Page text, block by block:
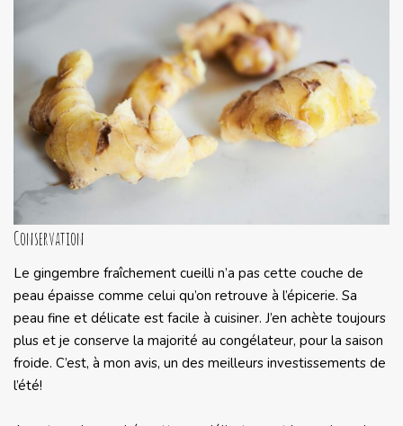
Conservation
Le gingembre fraîchement cueilli n’a pas cette couche de
peau épaisse comme celui qu’on retrouve à l’épicerie. Sa
peau fine et délicate est facile à cuisiner. J’en achète toujours
plus et je conserve la majorité au congélateur, pour la saison
froide. C’est, à mon avis, un des meilleurs investissements de
l’été!